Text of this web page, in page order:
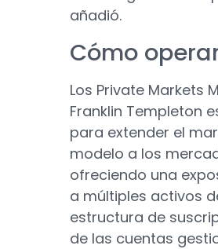
añadió.
Cómo
Los Private Markets
Franklin Templeton
para extender el
modelo a los
ofreciendo una
a múltiples activos
estructura de
de las cuentas